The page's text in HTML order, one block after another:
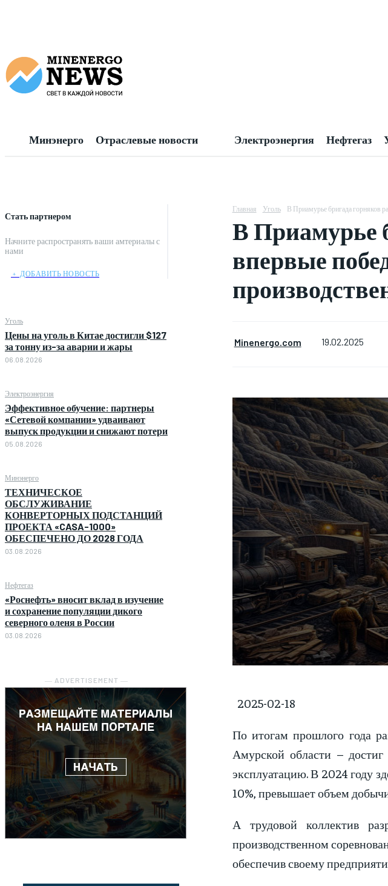
Минэнерго Отраслевые новости Электроэнергия Нефтегаз
Стать партнером
Начните распространять ваши амтериалы с
нами
﹢ ДОБАВИТЬ НОВОСТЬ
Уголь
Цены на уголь в Китае достигли $127
за тонну из-за аварии и жары
06.08.2026
Электроэнергия
Эффективное обучение: партнеры
«Сетевой компании» удваивают
выпуск продукции и снижают потери
05.08.2026
Минэнерго
ТЕХНИЧЕСКОЕ
ОБСЛУЖИВАНИЕ
КОНВЕРТОРНЫХ ПОДСТАНЦИЙ
ПРОЕКТА «CASA-1000»
ОБЕСПЕЧЕНО ДО 2028 ГОДА
03.08.2026
Нефтегаз
«Роснефть» вносит вклад в изучение
и сохранение популяции дикого
северного оленя в России
03.08.2026
― ADVERTISEMENT ―
Главная Уголь В Приамурье бригада горняков
В Приамурье
впервые
Minenergo.com 19.02.2025
2025-02-18
По итогам прошлого года
Амурской области –
эксплуатацию. В 2024 году
10%, превышает объем
А трудовой коллектив
производственном
обеспечив своему